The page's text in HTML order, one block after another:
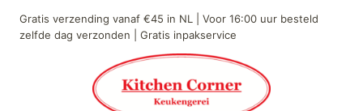
naar
Gratis verzending vanaf €45 in NL | Voor 16:00 uur besteld
zelfde dag verzonden | Gratis inpakservice